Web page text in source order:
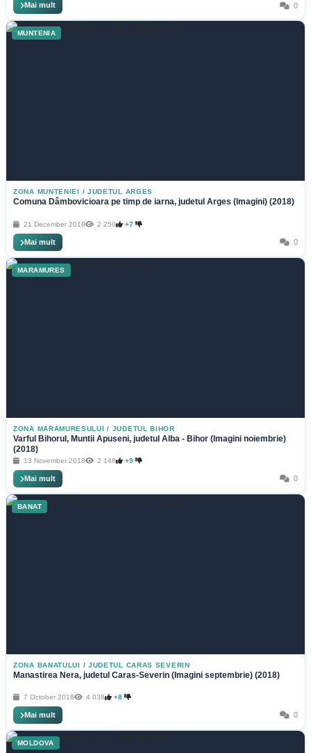
Mai mult 0
MUNTENIA
ZONA MUNTENIEI / JUDETUL ARGES
Comuna Dâmbovicioara pe timp de iarna, judetul Arges (Imagini) (2018)
21 December 2018 2 250 +7
Mai mult 0
MARAMURES
ZONA MARAMURESULUI / JUDETUL BIHOR
Varful Bihorul, Muntii Apuseni, judetul Alba - Bihor (Imagini noiembrie)
(2018)
13 November 2018 2 148 +9
Mai mult 0
BANAT
ZONA BANATULUI / JUDETUL CARAS SEVERIN
Manastirea Nera, judetul Caras-Severin (Imagini septembrie) (2018)
7 October 2018 4 038 +8
Mai mult 0
MOLDOVA